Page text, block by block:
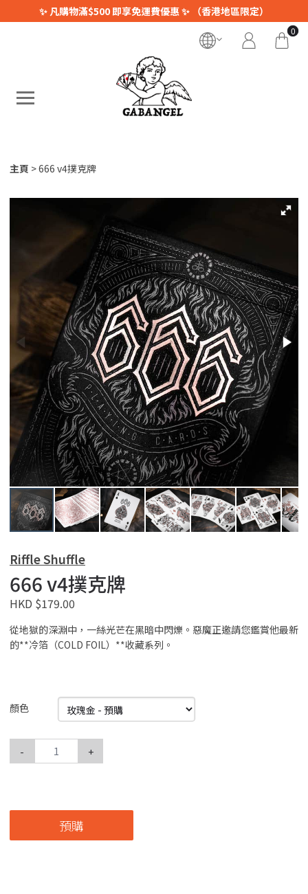
✨ 凡購物滿$500 即享免運費優惠 ✨ （香港地區限定）
0
主頁 666 v4撲克牌
Riffle Shuffle
666 v4撲克牌
HKD $179.00
從地獄的深淵中，一絲光芒在黑暗中閃爍。惡魔正邀請您鑑賞他最新
的**冷箔（COLD FOIL）**收藏系列。
顏色
- +
預購